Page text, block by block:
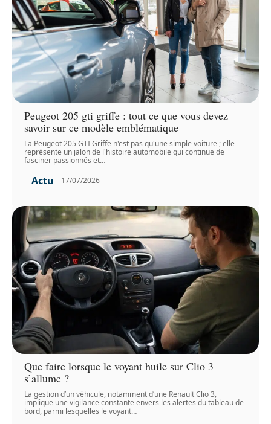
Peugeot 205 gti griffe : tout ce que vous devez
savoir sur ce modèle emblématique
La Peugeot 205 GTI Griffe n'est pas qu'une simple voiture ; elle
représente un jalon de l'histoire automobile qui continue de
fasciner passionnés et…
Actu 17/07/2026
Que faire lorsque le voyant huile sur Clio 3
s’allume ?
La gestion d’un véhicule, notamment d’une Renault Clio 3,
implique une vigilance constante envers les alertes du tableau de
bord, parmi lesquelles le voyant…